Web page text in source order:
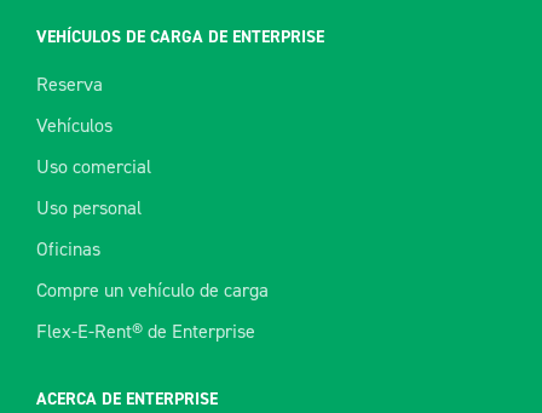
VEHÍCULOS DE CARGA DE ENTERPRISE
Reserva
Vehículos
Uso comercial
Uso personal
Oficinas
Compre un vehículo de carga
Flex-E-Rent® de Enterprise
ACERCA DE ENTERPRISE